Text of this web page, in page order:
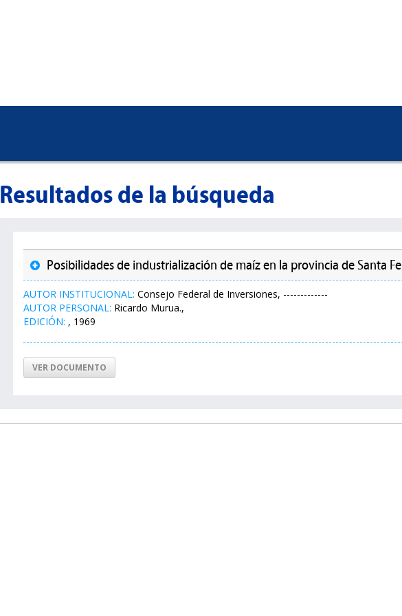
Resultados de la búsqueda
Posibilidades de industrialización de maíz en la provincia de Santa Fe
AUTOR INSTITUCIONAL: Consejo Federal de Inversiones, -------------
AUTOR PERSONAL: Ricardo Murua.,
EDICIÓN: , 1969
VER DOCUMENTO